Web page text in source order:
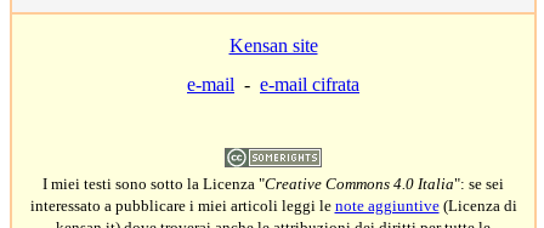
Kensan site
e-mail - e-mail cifrata
I miei testi sono sotto la Licenza "Creative Commons 4.0 Italia": se sei
interessato a pubblicare i miei articoli leggi le note aggiuntive(Licenza di